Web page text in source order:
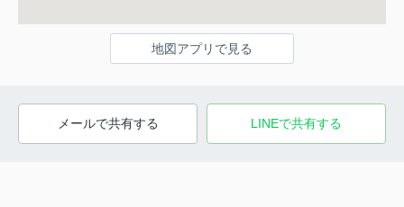
地図アプリで見る
メールで共有する LINEで共有する